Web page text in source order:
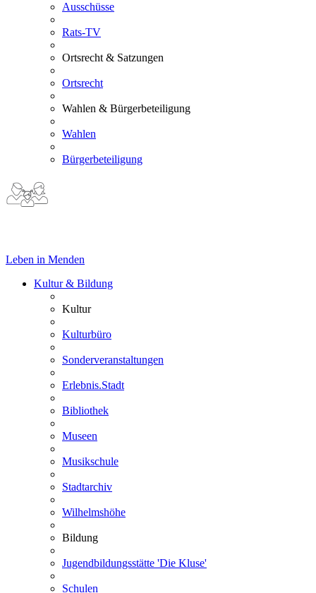
Ausschüsse
Rats-TV
Ortsrecht & Satzungen
Ortsrecht
Wahlen & Bürgerbeteiligung
Wahlen
Bürgerbeteiligung
Leben in Menden
Kultur & Bildung
Kultur
Kulturbüro
Sonderveranstaltungen
Erlebnis.Stadt
Bibliothek
Museen
Musikschule
Stadtarchiv
Wilhelmshöhe
Bildung
Jugendbildungsstätte 'Die Kluse'
Schulen